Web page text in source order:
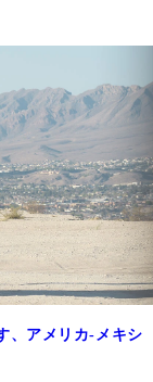
、アメリカ-メキシ